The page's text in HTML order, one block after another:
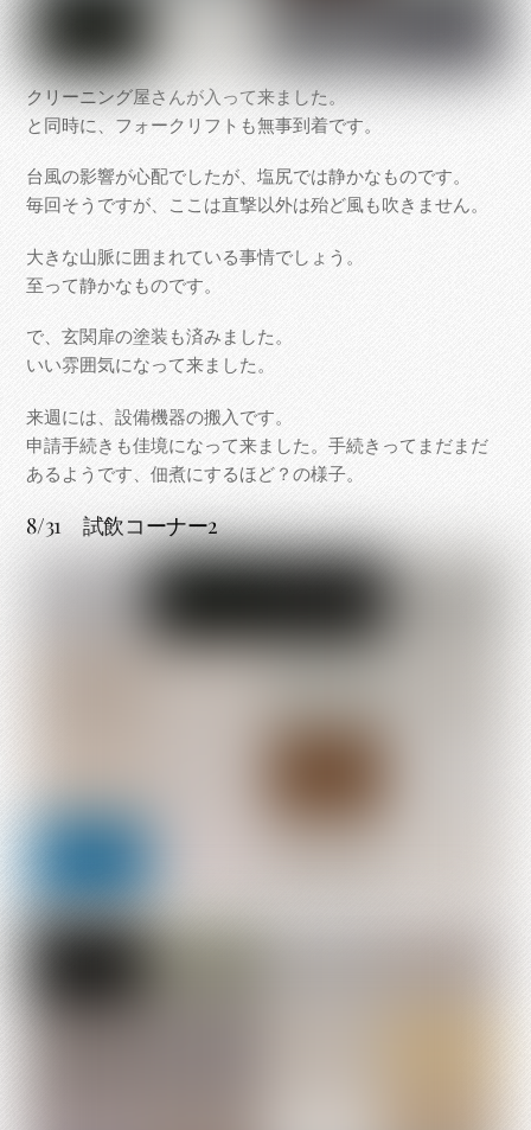
クリーニング屋さんが入って来ました。
と同時に、フォークリフトも無事到着です。
台風の影響が心配でしたが、塩尻では静かなものです。
毎回そうですが、ここは直撃以外は殆ど風も吹きません。
大きな山脈に囲まれている事情でしょう。
至って静かなものです。
で、玄関扉の塗装も済みました。
いい雰囲気になって来ました。
来週には、設備機器の搬入です。
申請手続きも佳境になって来ました。手続きってまだまだ
あるようです、佃煮にするほど？の様子。
8/31 試飲コーナー2